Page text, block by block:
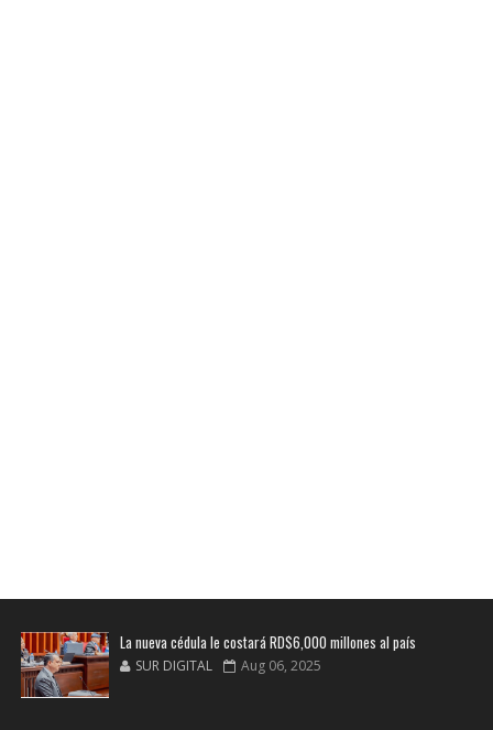
La nueva cédula le costará RD$6,000 millones al país
SUR DIGITAL Aug 06, 2025